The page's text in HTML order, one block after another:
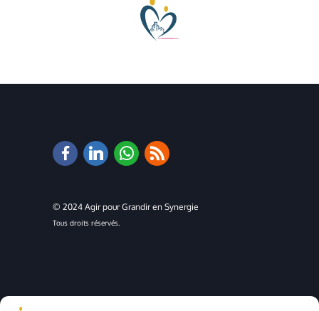
© 2024 Agir pour Grandir en Synergie
Tous droits réservés.